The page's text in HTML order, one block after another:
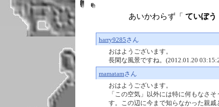
あいかわらず「 ていぼう
harry9285さん
おはようございます。
長閑な風景ですね。(2012.01.20
mamatamさん
おはようございます。
「この空気」以外には特に何もなさ
す。この辺に今まで知らなかった親